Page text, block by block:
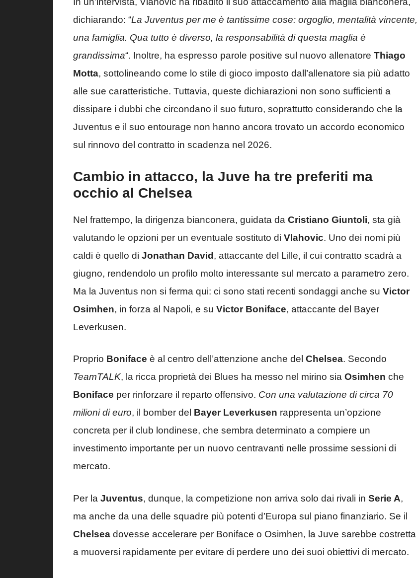
dichiarando: “La Juventus per me è tantissime cose: orgoglio, mentalità vincente,
una famiglia. Qua tutto è diverso, la responsabilità di questa maglia è
grandissima“. Inoltre, ha espresso parole positive sul nuovo allenatore Thiago
Motta, sottolineando come lo stile di gioco imposto dall’allenatore sia più adatto
alle sue caratteristiche. Tuttavia, queste dichiarazioni non sono sufficienti a
dissipare i dubbi che circondano il suo futuro, soprattutto considerando che la
Juventus e il suo entourage non hanno ancora trovato un accordo economico
sul rinnovo del contratto in scadenza nel 2026.
Cambio in attacco, la Juve ha tre preferiti ma
occhio al Chelsea
Nel frattempo, la dirigenza bianconera, guidata da Cristiano Giuntoli, sta già
valutando le opzioni per un eventuale sostituto di Vlahovic. Uno dei nomi più
caldi è quello di Jonathan David, attaccante del Lille, il cui contratto scadrà a
giugno, rendendolo un profilo molto interessante sul mercato a parametro zero.
Ma la Juventus non si ferma qui: ci sono stati recenti sondaggi anche su Victor
Osimhen, in forza al Napoli, e su Victor Boniface, attaccante del Bayer
Leverkusen.
Proprio Boniface è al centro dell’attenzione anche del Chelsea. Secondo
TeamTALK, la ricca proprietà dei Blues ha messo nel mirino sia Osimhen che
Boniface per rinforzare il reparto offensivo. Con una valutazione di circa 70
milioni di euro, il bomber del Bayer Leverkusen rappresenta un’opzione
concreta per il club londinese, che sembra determinato a compiere un
investimento importante per un nuovo centravanti nelle prossime sessioni di
mercato.
Per la Juventus, dunque, la competizione non arriva solo dai rivali in Serie A,
ma anche da una delle squadre più potenti d’Europa sul piano finanziario. Se il
Chelsea dovesse accelerare per Boniface o Osimhen, la Juve sarebbe costretta
a muoversi rapidamente per evitare di perdere uno dei suoi obiettivi di mercato.